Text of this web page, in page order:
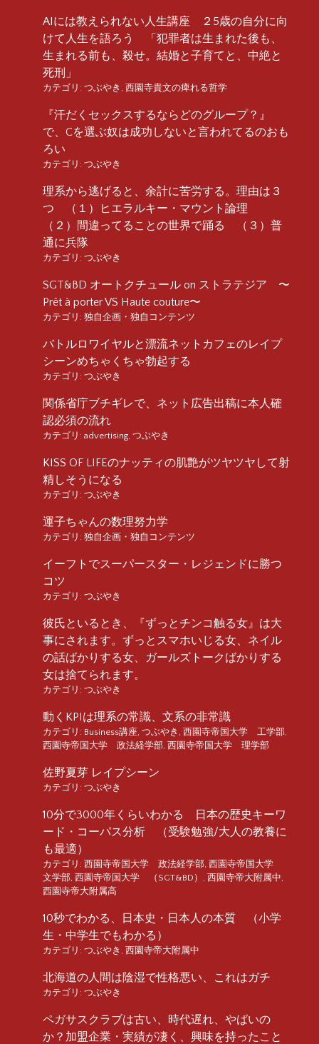
AIには教えられない人生講座 ２5歳の自分に向
けて人生を語ろう 「犯罪者は生まれた後も、
生まれる前も、殺せ。結婚と子育てと、中絶と
死刑」
カテゴリ: つぶやき 西園寺貴文の痺れる哲学
『汗だくセックスするならどのグループ？』
で、Cを選ぶ奴は成功しないと言われてるのおも
ろい
カテゴリ: つぶやき
理系から逃げると、余計に苦労する。理由は３
つ （１）ヒエラルキー・マウント論理
（２）間違ってることの世界で踊る （３）普
通に兵隊
カテゴリ: つぶやき
SGT&BD オートクチュール on ストラテジア 〜
Prêt à porter VS Haute couture〜
カテゴリ: 独自企画・独自コンテンツ
バトルロワイヤルと漂流ネットカフェのレイプ
シーンめちゃくちゃ勃起する
カテゴリ: つぶやき
関係省庁ブチギレで、ネット広告出稿に本人確
認必須の流れ
カテゴリ: advertising つぶやき
KISS OF LIFEのナッティの肌艶がツヤツヤして射
精しそうになる
カテゴリ: つぶやき
運子ちゃんの数理努力学
カテゴリ: 独自企画・独自コンテンツ
イーフトでスーパースター・レジェンドに勝つ
コツ
カテゴリ: つぶやき
彼氏といるとき、『ずっとチンコ触る女』は大
事にされます。ずっとスマホいじる女、ネイル
の話ばかりする女、ガールズトークばかりする
女は捨てられます。
カテゴリ: つぶやき
動くKPIは理系の常識、文系の非常識
カテゴリ: Business講座 つぶやき 西園寺帝国大学 工学部
西園寺帝国大学 政法経学部 西園寺帝国大学 理学部
佐野夏芽 レイプシーン
カテゴリ: つぶやき
10分で3000年くらいわかる 日本の歴史キーワ
ード・コーパス分析 （受験勉強/大人の教養に
も最適）
カテゴリ: 西園寺帝国大学 政法経学部 西園寺帝国大学
文学部 西園寺帝国大学 （SGT&BD） 西園寺帝大附属中
西園寺帝大附属高
10秒でわかる、日本史・日本人の本質 （小学
生・中学生でもわかる）
カテゴリ: つぶやき 西園寺帝大附属中
北海道の人間は陰湿で性格悪い、これはガチ
カテゴリ: つぶやき
ペガサスクラブは古い、時代遅れ、やばいの
か？加盟企業・実績が凄く、興味を持ったこと